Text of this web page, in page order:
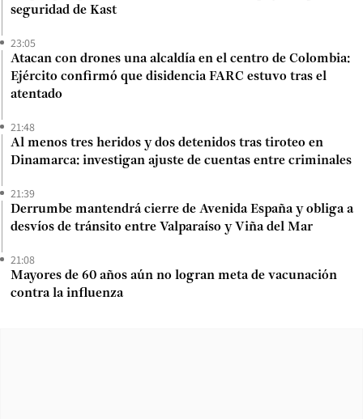
seguridad de Kast
23:05
Atacan con drones una alcaldía en el centro de Colombia:
Ejército confirmó que disidencia FARC estuvo tras el
atentado
21:48
Al menos tres heridos y dos detenidos tras tiroteo en
Dinamarca: investigan ajuste de cuentas entre criminales
21:39
Derrumbe mantendrá cierre de Avenida España y obliga a
desvíos de tránsito entre Valparaíso y Viña del Mar
21:08
Mayores de 60 años aún no logran meta de vacunación
contra la influenza